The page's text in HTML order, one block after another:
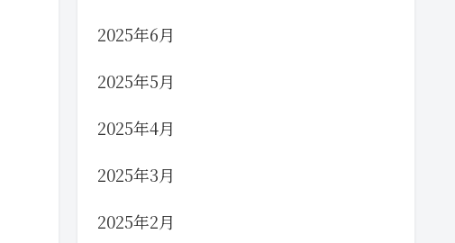
2025年6月
2025年5月
2025年4月
2025年3月
2025年2月